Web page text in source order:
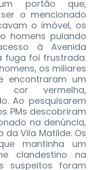
portão que,
o mencionado
o imóvel, os
homens pulando
à Avenida
fuga foi frustrada.
os miliares
encontraram um
cor vermelha,
Ao pesquisarem
PMs descobriram
na denúncia,
Vila Matilde. Os
mantinha um
clandestino na
suspeitos foram